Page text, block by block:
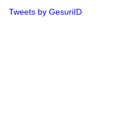
Tweets by GesuriID